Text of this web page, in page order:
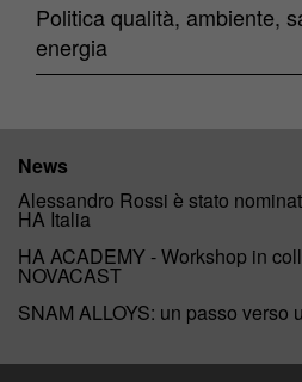
Politica qualità, ambiente,
energia
News
Alessandro Rossi è stato
HA Italia
HA ACADEMY - Workshop in
NOVACAST
SNAM ALLOYS: un passo verso